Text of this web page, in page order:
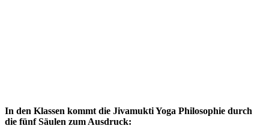
In den Klassen kommt die Jivamukti Yoga Philosophie durch
die fünf Säulen zum Ausdruck: